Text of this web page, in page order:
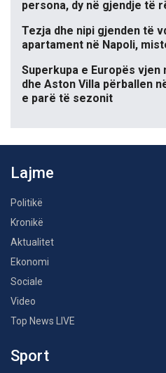
persona, dy në gjendje të
Tezja dhe nipi gjenden të
apartament në Napoli,
Superkupa e Europës vjen
dhe Aston Villa përballen
e parë të sezonit
Lajme
Politikë
Kronikë
Aktualitet
Ekonomi
Sociale
Video
Top News LIVE
Sport